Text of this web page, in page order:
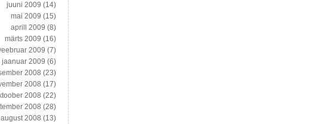
juuni 2009 (14)
mai 2009 (15)
aprill 2009 (8)
märts 2009 (16)
2009 (7)
jaanuar 2009 (6)
2008 (23)
2008 (17)
2008 (22)
2008 (28)
august 2008 (13)